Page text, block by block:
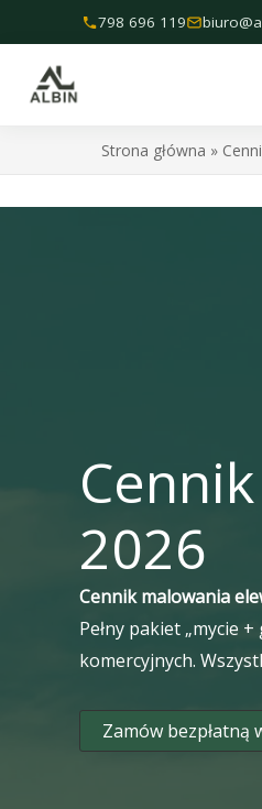
do
treści
798 696 119
Strona główna »
2026
Cennik malowania
Pełny pakiet „mycie
komercyjnych.
Zamów bezpłatną